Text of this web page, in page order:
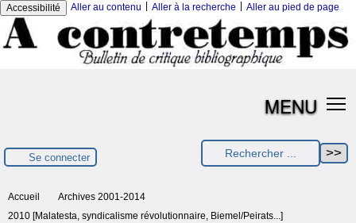
Accessibilité Aller au contenu Aller à la recherche Aller au pied de page
MENU
Se connecter
Accueil
Archives 2001-2014
2010 [Malatesta, syndicalisme révolutionnaire, Biemel/Peirats...]